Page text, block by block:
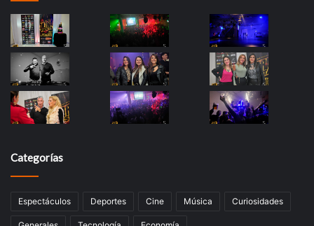
Categorías
Espectáculos Deportes Cine Música Curiosidades